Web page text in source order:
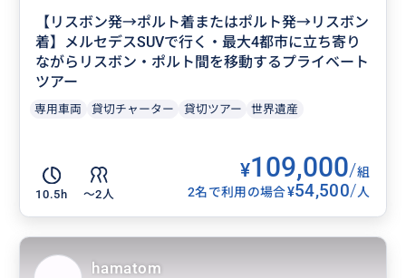
【リスボン発→ポルト着またはポルト発→リスボン
着】メルセデスSUVで行く・最大4都市に立ち寄り
ながらリスボン・ポルト間を移動するプライベート
ツアー
専用車両 貸切チャーター 貸切ツアー 世界遺産
10.5h 〜2人
¥109,000/組
2名で利用の場合¥54,500/人
hamatom